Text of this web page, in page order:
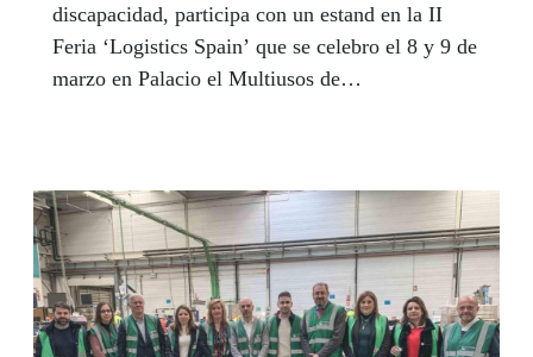
discapacidad, participa con un estand en la II
Feria ‘Logistics Spain’ que se celebro el 8 y 9 de
marzo en Palacio el Multiusos de